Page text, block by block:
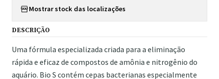
Mostrar stock das localizações
DESCRIÇÃO
Uma fórmula especializada criada para a eliminação
rápida e eficaz de compostos de amônia e nitrogênio do
aquário. Bio S contém cepas bacterianas especialmente